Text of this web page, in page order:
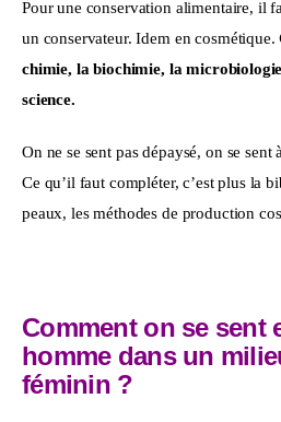
Pour une conservation alimentaire, il
un conservateur. Idem en cosmétique.
chimie, la biochimie, la
science.
On ne se sent pas dépaysé, on se sent
Ce qu’il faut compléter, c’est plus la
peaux, les méthodes de production
Comment on se sent
homme dans un
féminin ?